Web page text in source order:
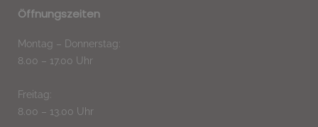
Öffnungszeiten
Montag – Donnerstag:
8.00 – 17.00 Uhr
Freitag:
8.00 – 13.00 Uhr